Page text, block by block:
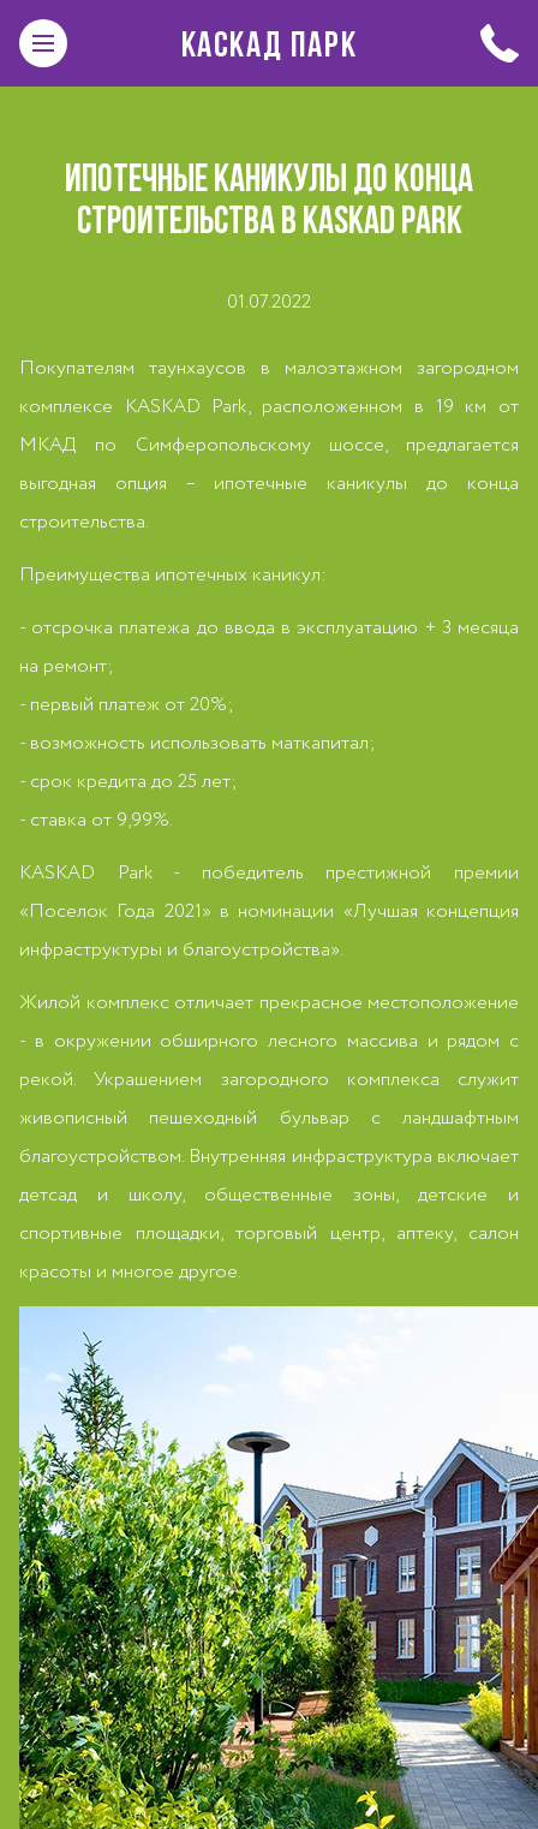
КАСКАД ПАРК
ИПОТЕЧНЫЕ КАНИКУЛЫ ДО КОНЦА
СТРОИТЕЛЬСТВА В KASKAD PARK
01.07.2022
Покупателям таунхаусов в малоэтажном загородном
комплексе KASKAD Park, расположенном в 19 км от
МКАД по Симферопольскому шоссе, предлагается
выгодная опция – ипотечные каникулы до конца
строительства.
Преимущества ипотечных каникул:
- отсрочка платежа до ввода в эксплуатацию + 3 месяца
на ремонт;
- первый платеж от 20%;
- возможность использовать маткапитал;
- срок кредита до 25 лет;
- ставка от 9,99%.
KASKAD Park - победитель престижной премии
«Поселок Года 2021» в номинации «Лучшая концепция
инфраструктуры и благоустройства».
Жилой комплекс отличает прекрасное местоположение
- в окружении обширного лесного массива и рядом с
рекой. Украшением загородного комплекса служит
живописный пешеходный бульвар с ландшафтным
благоустройством. Внутренняя инфраструктура включает
детсад и школу, общественные зоны, детские и
спортивные площадки, торговый центр, аптеку, салон
красоты и многое другое.